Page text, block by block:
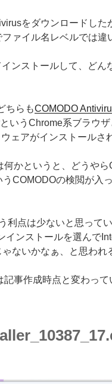
をダウンロードした
ァイル名レベルでは違
ンストールして、どん
ちらもCOMODO
いうChrome系ブラウ
ェアがインストールさ
かというと、どうやら
うCOMODOの検閲が入
利点は少ないと思って
インストールを選んで
ないかなぁ、と思われ
事作成時点と変わって